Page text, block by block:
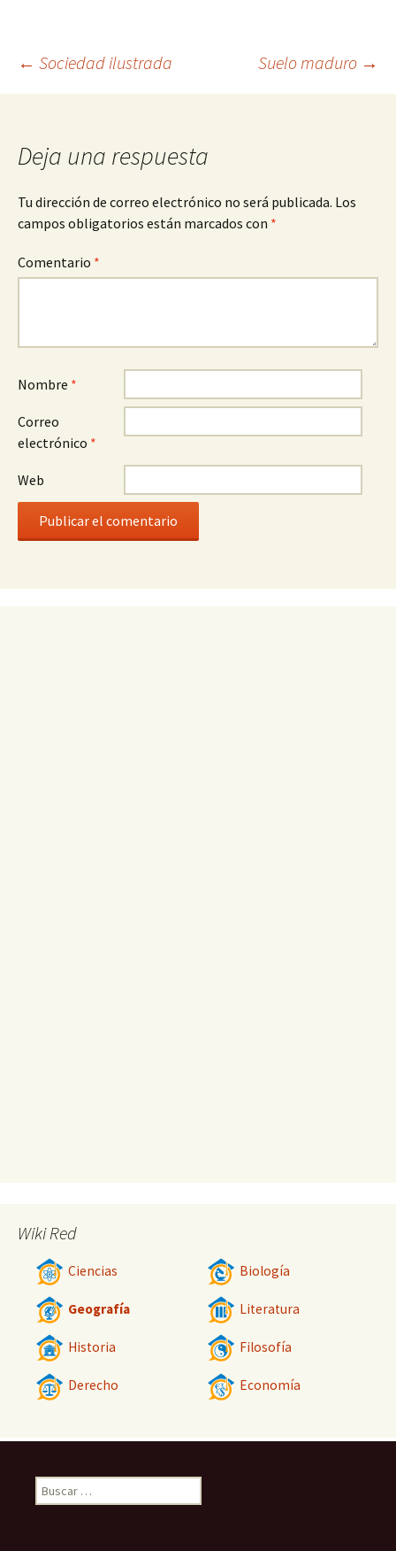
Navegación
entradas
← Sociedad ilustrada Suelo maduro →
Deja una respuesta
Tu dirección de correo electrónico no será publicada. Los
campos obligatorios están marcados con *
Comentario *
Nombre *
Correo
electrónico *
Web
Wiki Red
Ciencias Biología
Geografía Literatura
Historia Filosofía
Derecho Economía
Buscar: